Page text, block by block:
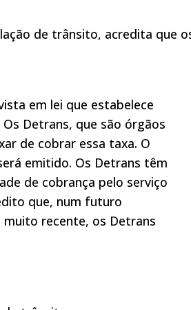
de trânsito, acredita que
em lei que estabelece
Detrans, que são órgãos
de cobrar essa taxa. O
emitido. Os Detrans têm
de cobrança pelo serviço
que, num futuro
recente, os Detrans